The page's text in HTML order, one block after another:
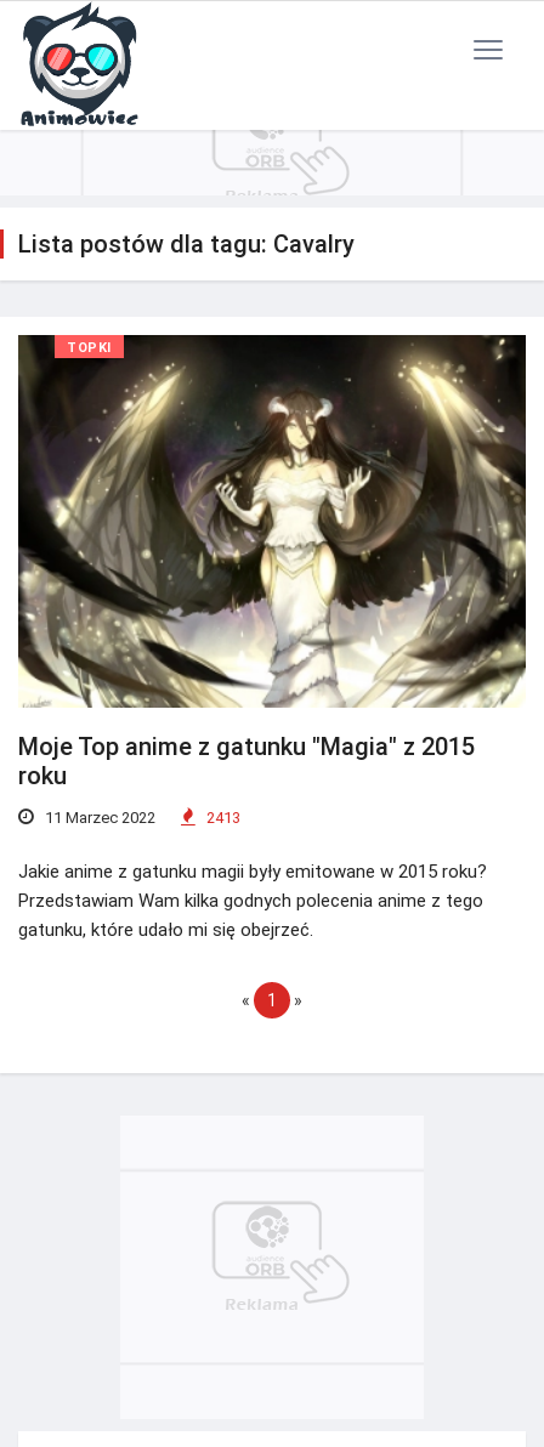
Polityka Prywatności
Lista postów dla tagu: Cavalry
TOPKI
Moje Top anime z gatunku "Magia" z 2015
roku
11 Marzec 2022 2413
Jakie anime z gatunku magii były emitowane w 2015 roku?
Przedstawiam Wam kilka godnych polecenia anime z tego
gatunku, które udało mi się obejrzeć.
« 1 »